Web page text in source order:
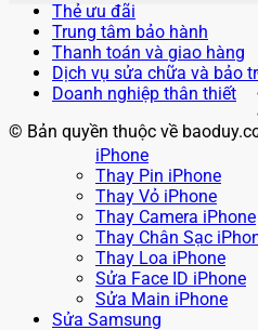
Thẻ ưu đãi
Trung tâm bảo hành
Thanh toán và giao hàng
Dịch vụ sửa chữa và bảo
Doanh nghiệp thân thiết
© Bản quyền thuộc về
iPhone
Thay Pin iPhone
Thay Vỏ iPhone
Thay Camera iPhone
Thay Chân Sạc
Thay Loa iPhone
Sửa Face ID iPhone
Sửa Main iPhone
Sửa Samsung